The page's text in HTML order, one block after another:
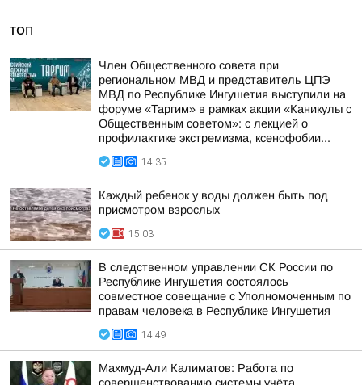
ТОП
Член Общественного совета при
региональном МВД и представитель ЦПЭ
МВД по Республике Ингушетия выступили на
форуме «Таргим» в рамках акции «Каникулы с
Общественным советом»: с лекцией о
профилактике экстремизма, ксенофобии...
14:35
Каждый ребенок у воды должен быть под
присмотром взрослых
15:03
В следственном управлении СК России по
Республике Ингушетия состоялось
совместное совещание с Уполномоченным по
правам человека в Республике Ингушетия
14:49
Махмуд-Али Калиматов: Работа по